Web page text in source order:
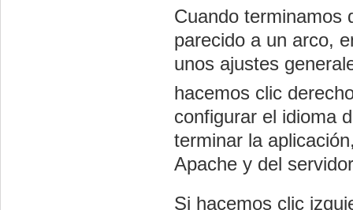
Cuando terminamos
parecido a un arco,
unos ajustes
hacemos clic
configurar el idioma
terminar la
Apache y del
Si hacemos clic